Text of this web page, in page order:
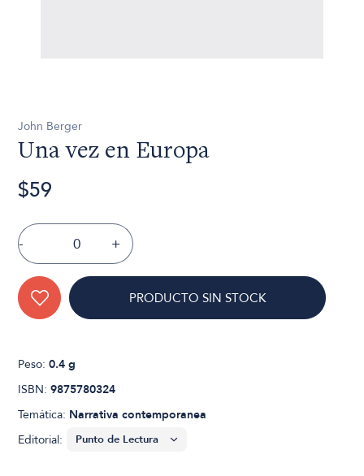
John Berger
Una vez en Europa
$59
- +
PRODUCTO SIN STOCK
Peso:0.4 g
ISBN:9875780324
Temática: Narrativa contemporanea
Editorial: